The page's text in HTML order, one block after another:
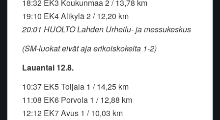
18:32 EK3 Koukunmaa 2 / 13,78 km
19:10 EK4 Alikylä 2 / 12,20 km
20:01 HUOLTO Lahden Urheilu- ja messukeskus
(SM-luokat eivät aja erikoiskokeita 1-2)
Lauantai 12.8.
10:37 EK5 Toijala 1 / 14,25 km
11:08 EK6 Porvola 1 / 12,88 km
12:12 EK7 Avus 1 / 10,03 km